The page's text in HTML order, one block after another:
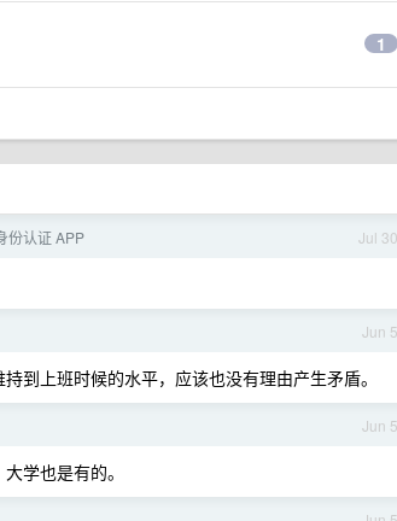
1
Jul 30
份认证 APP
Jun 5
到上班时候的水平，应该也没有理由产生矛盾。
Jun 5
学也是有的。